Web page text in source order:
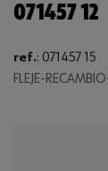
071457 12
ref.: 071457 15
FLEJE-